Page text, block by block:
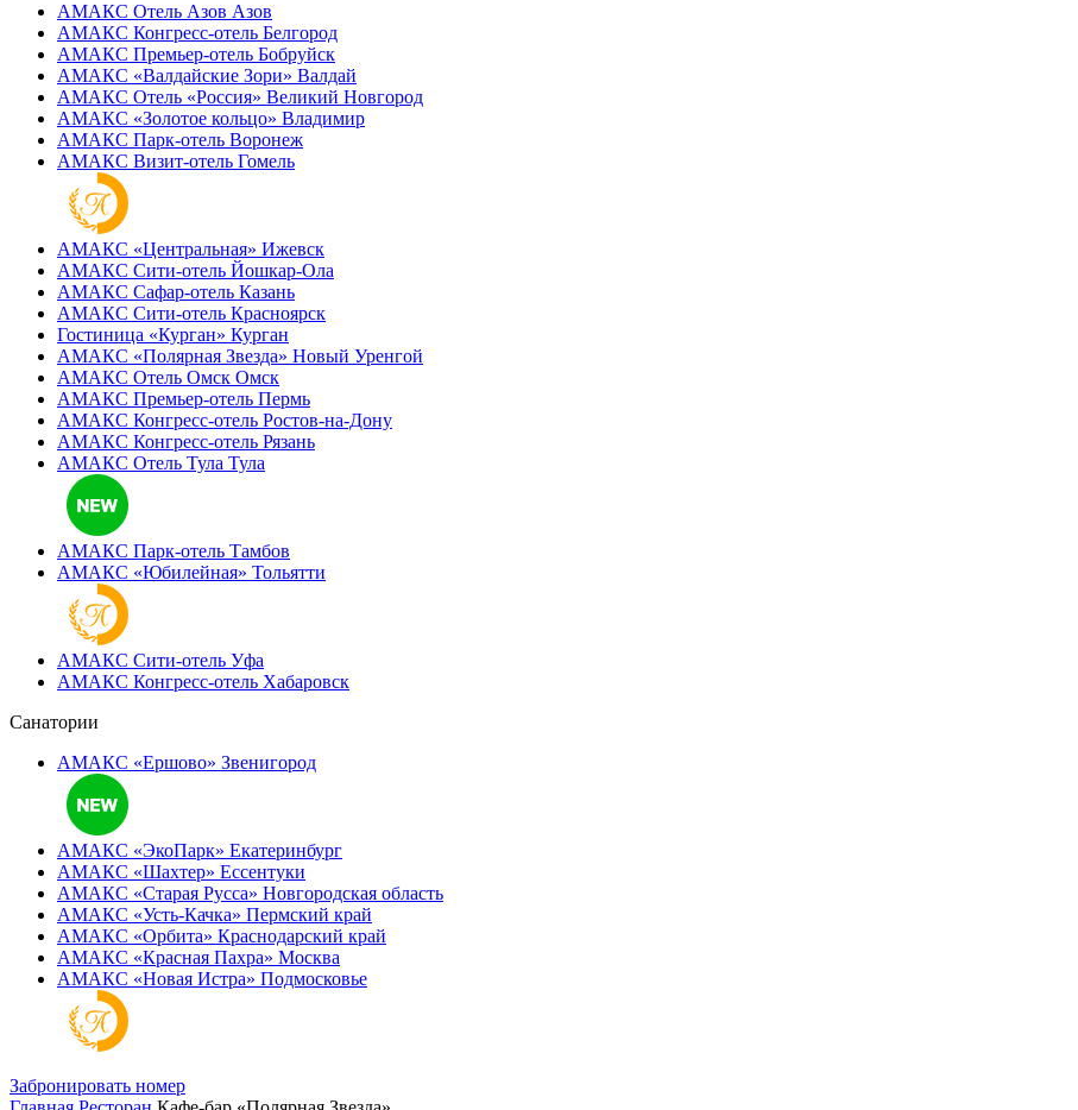
АМАКС Отель ‎Азов Азов
АМАКС Конгресс-отель Белгород
АМАКС Премьер-отель Бобруйск
АМАКС «‎Валдайские Зори» Валдай
АМАКС Отель «‎Россия» Великий Новгород
АМАКС «‎Золотое кольцо» Владимир
АМАКС Парк-отель Воронеж
АМАКС Визит-отель Гомель
АМАКС «‎Центральная» Ижевск
АМАКС Сити-отель Йошкар-Ола
АМАКС Сафар-отель Казань
АМАКС Сити-отель Красноярск
Гостиница «‎Курган» Курган
АМАКС «Полярная Звезда» Новый Уренгой
АМАКС Отель ‎Омск Омск
АМАКС Премьер-отель Пермь
АМАКС Конгресс-отель Ростов-на-Дону
АМАКС Конгресс-отель Рязань
АМАКС Отель Тула Тула
АМАКС Парк-отель Тамбов
АМАКС «‎Юбилейная» Тольятти
АМАКС Сити-отель Уфа
АМАКС Конгресс-отель Хабаровск
Санатории
АМАКС «Ершово» Звенигород
АМАКС «ЭкоПарк» Екатеринбург
АМАКС «‎Шахтер» Ессентуки
АМАКС «‎Старая Русса» Новгородская область
АМАКС «‎Усть-Качка» Пермский край
АМАКС «‎Орбита» Краснодарский край
АМАКС «‎Красная Пахра» Москва
АМАКС «‎Новая Истра» Подмосковье
Забронировать номер